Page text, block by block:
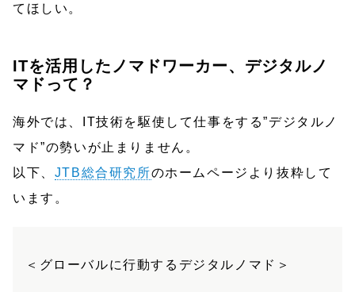
てほしい。
ITを活用したノマドワーカー、デジタルノ
マドって？
海外では、IT技術を駆使して仕事をする”デジタルノ
マド”の勢いが止まりません。
以下、 JTB総合研究所のホームページより抜粋して
います。
＜グローバルに行動するデジタルノマド＞